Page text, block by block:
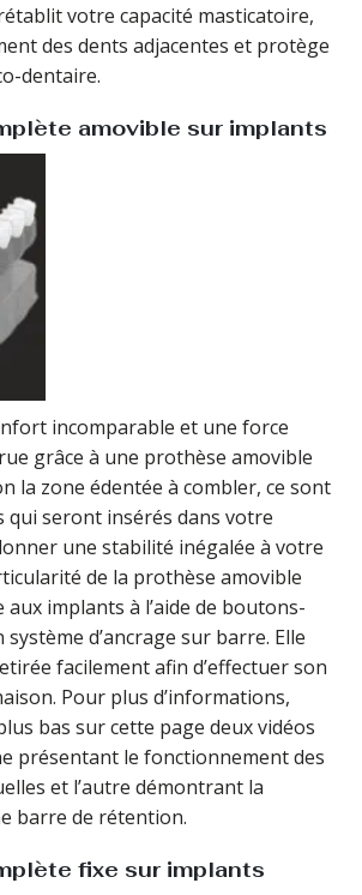
votre capacité masticatoire,
des dents adjacentes et protège
dentaire.
amovible sur implants
incomparable et une force
grâce à une prothèse amovible
la zone édentée à combler, ce sont
qui seront insérés dans votre
une stabilité inégalée à votre
de la prothèse amovible
aux implants à l’aide de boutons-
système d’ancrage sur barre. Elle
facilement afin d’effectuer son
Pour plus d’informations,
bas sur cette page deux vidéos
présentant le fonctionnement des
et l’autre démontrant la
barre de rétention.
fixe sur implants